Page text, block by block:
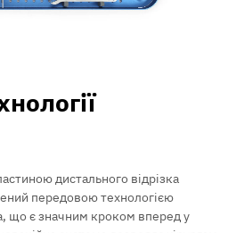
дистального відрізка
передовою технологією
що є значним кроком вперед у